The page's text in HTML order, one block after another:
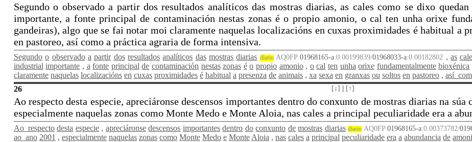
Segundo o observado a partir dos resultados analíticos das mostras diarias, as cales como se dixo
importante, a fonte principal de contaminación nestas zonas é o propio amonio, o cal ten unha orixe
gandeiras), algo que se fai notar moi claramente naquelas localizacións en cuxas proximidades é habitual a
en pastoreo, así como a práctica agraria de forma intensiva.
Segundo o observado a partir dos resultados analíticos das mostras diarias diarioAQ0FP01968165-a:0.00199839/01968033-a:0.00182802 , as
industrial importante , a fonte principal de contaminación nestas zonas é o propio amonio , o cal ten unha orixe fundamentalmente bioxénica
claramente naquelas localizacións en cuxas proximidades é habitual a presenza de animais , xa sexa en granxas ou soltos en pastoreo ,
26
[↓] [↑]
Ao respecto desta especie, apreciáronse descensos importantes dentro do conxunto de mostras diarias na
especialmente naquelas zonas como Monte Medo e Monte Aloia, nas cales a principal peculiaridade era a
Ao_respecto desta especie , apreciáronse descensos importantes dentro do conxunto de mostras diarias diario AQ0FP01968165-a:0.00373782/
ao_ano 2001 , especialmente naquelas zonas como Monte Medo e Monte Aloia , nas cales a principal peculiaridade era a abundancia de